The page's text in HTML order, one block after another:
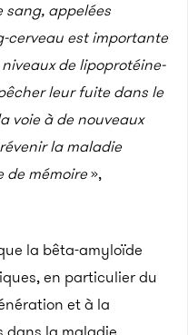
sang, appelées
cerveau est importante
de lipoprotéine-
leur fuite dans le
voie à de nouveaux
la maladie
de mémoire»,
la bêta-amyloïde
en particulier du
et à la